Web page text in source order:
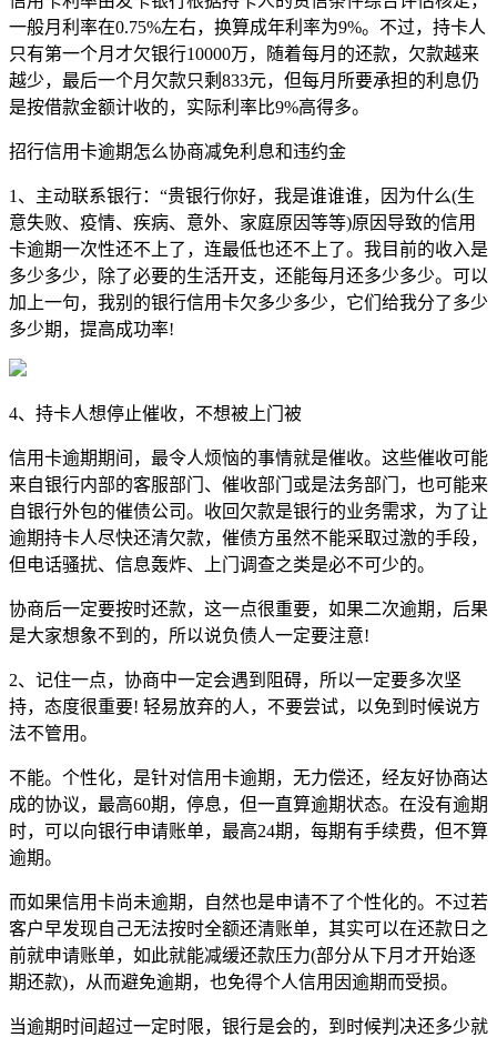
一般月利率在0.75%左右，换算成年利率为9%。不过，持卡人
只有第一个月才欠银行10000万，随着每月的还款，欠款越来
越少，最后一个月欠款只剩833元，但每月所要承担的利息仍
是按借款金额计收的，实际利率比9%高得多。
招行信用卡逾期怎么协商减免利息和违约金
1、主动联系银行：“贵银行你好，我是谁谁谁，因为什么(生
意失败、疫情、疾病、意外、家庭原因等等)原因导致的信用
卡逾期一次性还不上了，连最低也还不上了。我目前的收入是
多少多少，除了必要的生活开支，还能每月还多少多少。可以
加上一句，我别的银行信用卡欠多少多少，它们给我分了多少
多少期，提高成功率!
4、持卡人想停止催收，不想被上门被
信用卡逾期期间，最令人烦恼的事情就是催收。这些催收可能
来自银行内部的客服部门、催收部门或是法务部门，也可能来
自银行外包的催债公司。收回欠款是银行的业务需求，为了让
逾期持卡人尽快还清欠款，催债方虽然不能采取过激的手段，
但电话骚扰、信息轰炸、上门调查之类是必不可少的。
协商后一定要按时还款，这一点很重要，如果二次逾期，后果
是大家想象不到的，所以说负债人一定要注意!
2、记住一点，协商中一定会遇到阻碍，所以一定要多次坚
持，态度很重要! 轻易放弃的人，不要尝试，以免到时候说方
法不管用。
不能。个性化，是针对信用卡逾期，无力偿还，经友好协商达
成的协议，最高60期，停息，但一直算逾期状态。在没有逾期
时，可以向银行申请账单，最高24期，每期有手续费，但不算
逾期。
而如果信用卡尚未逾期，自然也是申请不了个性化的。不过若
客户早发现自己无法按时全额还清账单，其实可以在还款日之
前就申请账单，如此就能减缓还款压力(部分从下月才开始逐
期还款)，从而避免逾期，也免得个人信用因逾期而受损。
当逾期时间超过一定时限，银行是会的，到时候判决还多少就